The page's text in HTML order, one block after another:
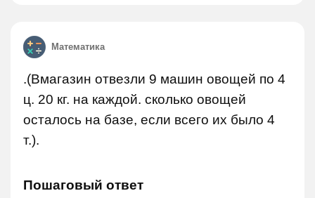
Математика
.(Вмагазин отвезли 9 машин овощей по 4
ц. 20 кг. на каждой. сколько овощей
осталось на базе, если всего их было 4
т.).
Пошаговый ответ